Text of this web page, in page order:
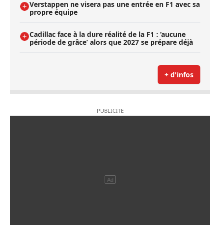
Verstappen ne visera pas une entrée en F1 avec sa
propre équipe
Cadillac face à la dure réalité de la F1 : ’aucune
période de grâce’ alors que 2027 se prépare déjà
+ d'infos